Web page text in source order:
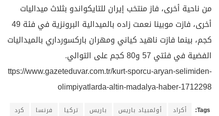
من ناحية أخرى، فاز منتخب إيران للتايكواندو بثلاث ميداليات
أخرى، فازت موبينا نعمت زاده بالميدالية البرونزية في فئة 49
كجم، بينما فازت ناهيد كياني ومهران باركسورداري بالميداليات
الفضية في فئتي 57 و80 كجم على التوالي.
ttps://www.gazeteduvar.com.tr/kurt-sporcu-aryan-selimiden-
olimpiyatlarda-altin-madalya-haber-1712298
Tags: أكراد أولمبياد باريس باريس تركيا فرنسا كرد